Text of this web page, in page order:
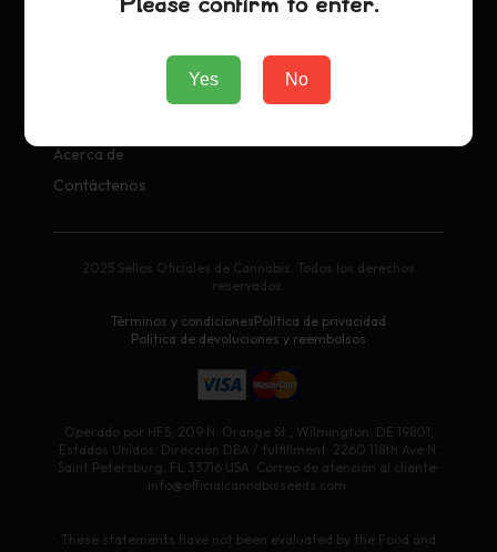
Acerca de
Contáctenos
2025 Sellos Oficiales de Cannabis. Todos los derechos
reservados.
Términos y condicionesPolítica de privacidad
Política de devoluciones y reembolsos
Operado por HFS, 209 N. Orange St., Wilmington, DE 19801,
Estados Unidos. Dirección DBA / fulfillment: 2260 118th Ave N,
Saint Petersburg, FL 33716 USA. Correo de atención al cliente:
info@officialcannabisseeds.com.
These statements have not been evaluated by the Food and
Please confirm to enter.
Yes No